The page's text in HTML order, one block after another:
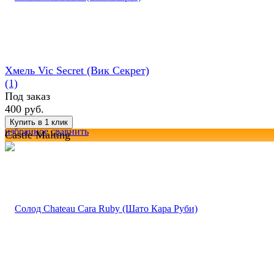
избранное сравнить
Хмель Vic Secret (Вик Секрет)
(1)
Под заказ
400 руб.
Castle Malting